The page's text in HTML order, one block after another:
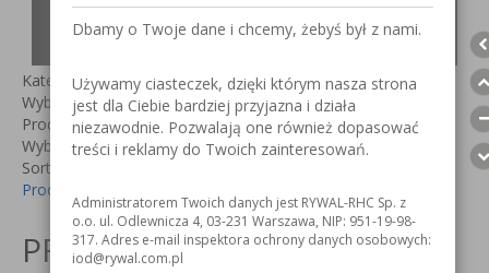
NOWOŚCI!
Kategorie:
Wybierz kategorie
Producent:
Wybierz producenta
Sortuj według
Producent +/-
Nie znaleziono wpisu
PRODUKTY
Dbamy o Twoje dane i chcemy, żebyś był z nami.
Używamy ciasteczek, dzięki którym nasza strona
jest dla Ciebie bardziej przyjazna i działa
niezawodnie. Pozwalają one również dopasować
treści i reklamy do Twoich zainteresowań.
Administratorem Twoich danych jest RYWAL-RHC Sp. z
o.o. ul. Odlewnicza 4, 03-231 Warszawa, NIP: 951-19-98-
317. Adres e-mail inspektora ochrony danych osobowych:
iod@rywal.com.pl